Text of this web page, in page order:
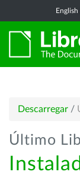
English
Descarregar /
Último